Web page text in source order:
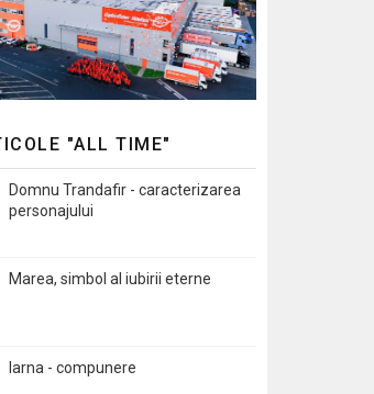
"ALL TIME"
Domnu Trandafir - caracterizarea
personajului
Marea, simbol al iubirii eterne
Iarna - compunere